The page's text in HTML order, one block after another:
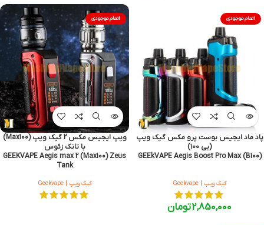
اتمام موجودی
پاد ماد ایجیس بوست پرو مکس گیک ویپ
(بی ۱۰۰)
GEEkVAPE Aegis Boost Pro Max (B100)
گیک ویپ | Geekvape
2,850,000تومان
اتمام موجودی
ویپ ایجیس مکس 2 گیک ویپ (Max100)
با تانک زئوس
GEEKVAPE Aegis max 2 (Max100) Zeus
Tank
گیک ویپ | Geekvape